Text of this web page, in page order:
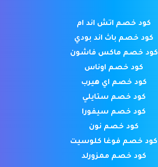
كود خصم اتش اند ام
كود خصم باث اند بودي
كود خصم ماكس فاشون
كود خصم اوناس
كود خصم اي هيرب
كود خصم ستايلي
كود خصم سيفورا
كود خصم نون
كود خصم فوغا كلوسيت
كود خصم ممزورلد